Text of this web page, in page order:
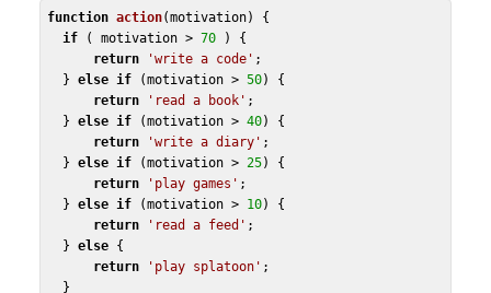
function action(motivation)
{
if ( motivation > 70 ) {
return
'write a code' ;
  }
else if (motivation > 50) {
return
'read a book' ;
  }
else if (motivation > 40) {
return
'write a diary' ;
  }
else if (motivation > 25) {
return
'play games' ;
  }
else if (motivation > 10) {
return
'read a feed' ;
  }
else {
return
'play splatoon' ;